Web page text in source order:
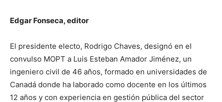
Edgar Fonseca, editor
El presidente electo, Rodrigo Chaves, designó en el
convulso MOPT a Luis Esteban Amador Jiménez, un
ingeniero civil de 46 años, formado en universidades de
Canadá donde ha laborado como docente en los últimos
12 años y con experiencia en gestión pública del sector